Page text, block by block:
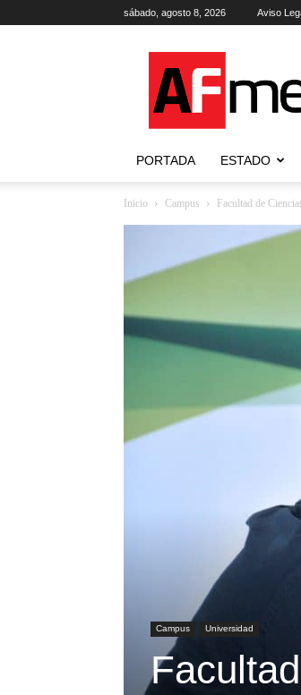
sábado, agosto 8, 2026 Aviso
de
PORTADA ESTADO
Inicio Campus Facultad de
Campus Universidad